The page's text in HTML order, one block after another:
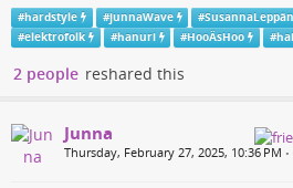
#hardstyle #junnaWave #
#elektrofolk #hanuri #HooÄsHoo #
2 people reshared this
Junna
Thursday, February 27, 2025, 10:36 PM •